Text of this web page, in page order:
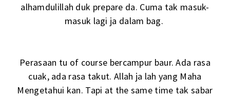
alhamdulillah duk prepare da. Cuma tak masuk-
masuk lagi ja dalam bag.
Perasaan tu of course bercampur baur. Ada rasa
cuak, ada rasa takut. Allah ja lah yang Maha
Mengetahui kan. Tapi at the same time tak sabar